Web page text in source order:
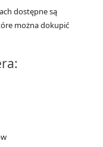
dostępne są
można dokupić